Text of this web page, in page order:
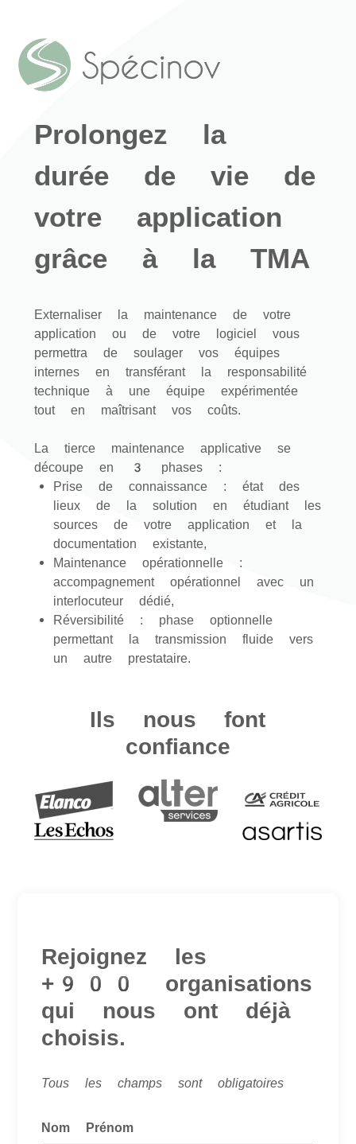
Prolongez la
durée de vie de
votre application
grâce à la TMA
Externaliser la maintenance de votre
application ou de votre logiciel vous
permettra de soulager vos équipes
internes en transférant la responsabilité
technique à une équipe expérimentée
tout en maîtrisant vos coûts.
La tierce maintenance applicative se
découpe en 3 phases :
Prise de connaissance : état des
lieux de la solution en étudiant les
sources de votre application et la
documentation existante,
Maintenance opérationnelle :
accompagnement opérationnel avec un
interlocuteur dédié,
Réversibilité : phase optionnelle
permettant la transmission fluide vers
un autre prestataire.
Ils nous font
confiance
Rejoignez les
+900 organisations
qui nous ont déjà
choisis.
Tous les champs sont obligatoires
Nom Prénom